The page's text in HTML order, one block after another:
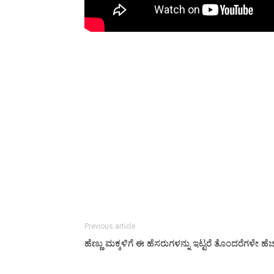
Previous article
ಹೆಣ್ಣು ಮಕ್ಕಳಿಗೆ ಈ ಹೆಸರುಗಳನ್ನು ಇಟ್ಟರೆ ತೊಂದರೆಗಳೇ